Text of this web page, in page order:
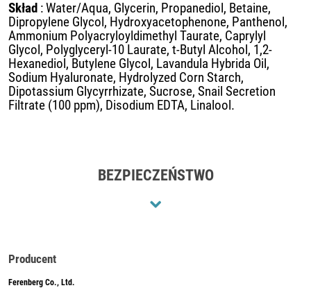
Skład : Water/Aqua, Glycerin, Propanediol, Betaine,
Dipropylene Glycol, Hydroxyacetophenone, Panthenol,
Ammonium Polyacryloyldimethyl Taurate, Caprylyl
Glycol, Polyglyceryl-10 Laurate, t-Butyl Alcohol, 1,2-
Hexanediol, Butylene Glycol, Lavandula Hybrida Oil,
Sodium Hyaluronate, Hydrolyzed Corn Starch,
Dipotassium Glycyrrhizate, Sucrose, Snail Secretion
Filtrate (100 ppm), Disodium EDTA, Linalool.
BEZPIECZEŃSTWO
Producent
Ferenberg Co., Ltd.